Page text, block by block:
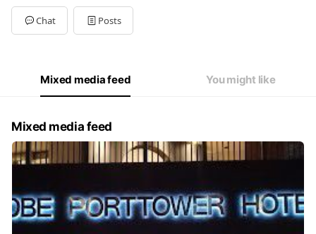
Chat Posts
Mixed media feed You might like
Mixed media feed